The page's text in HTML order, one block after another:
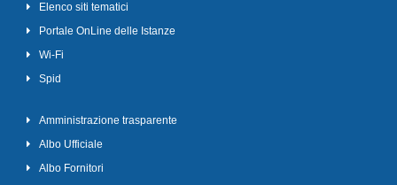
Elenco siti tematici
Portale OnLine delle Istanze
Wi-Fi
Spid
Amministrazione trasparente
Albo Ufficiale
Albo Fornitori